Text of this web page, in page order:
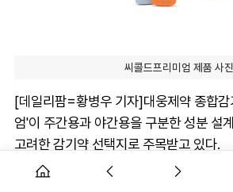
씨콜드프리미엄 제품 사진
[데일리팜=황병우 기자]대웅제약 종합감
엄'이 주간용과 야간용을 구분한 성분 설
고려한 감기약 선택지로 주목받고 있다.
최근 약물 영향으로 정상 운전이 어려운